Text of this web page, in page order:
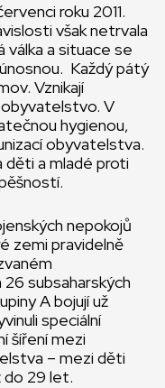
roku 2011.
však netrvala
válka a situace se
Každý pátý
Vznikají
V
hygienou,
obyvatelstva.
děti a mladé proti
nepokojů
zemi pravidelně
subsaharských
A bojují už
speciální
šíření mezi
– mezi děti
do 29 let.